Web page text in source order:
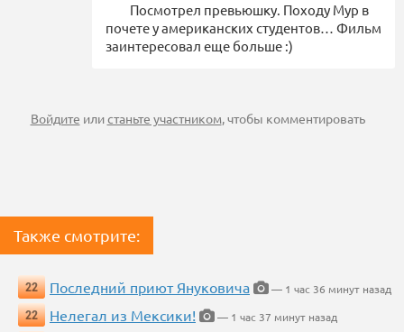
Посмотрел превьюшку. Походу Мур в
почете у американских студентов… Фильм
заинтересовал еще больше :)
Войдите илистаньте участником, чтобы комментировать
Также смотрите:
22 Последний приют Януковича
— 1 час 36 минут назад
22
Нелегал из Мексики!
— 1 час 37 минут назад